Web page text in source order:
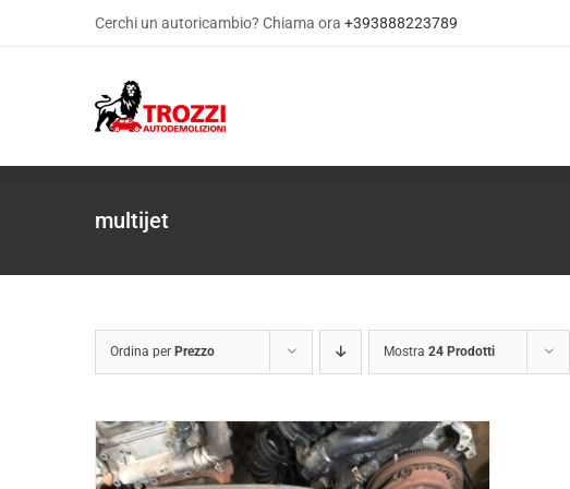
Cerchi un autoricambio? Chiama ora +393888223789
multijet
Ordina per Prezzo Mostra 24 Prodotti